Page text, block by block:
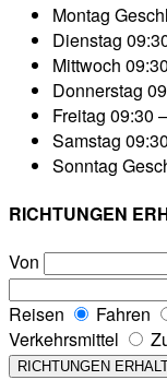
Montag
Dienstag
Mittwoch
Donnerstag
Freitag 09:30
Samstag
Sonntag
RICHTUNGEN
Von
Reisen Fahren
Verkehrsmittel